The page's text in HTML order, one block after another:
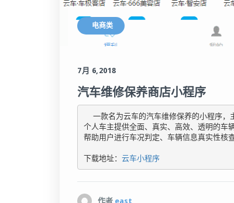
电商类
7月 6,2018
汽车维修保养商店小程序
一款名为云车的汽车维修保养的小程序，
个人车主提供全面、真实、高效、透明的车
帮助用户进行车况判定、车辆信息真实性核查
下载地址： 云车小程序
作者 east